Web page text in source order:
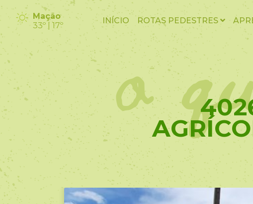
Mação
33º | 17º
INÍCIO ROTAS PEDESTRES
o